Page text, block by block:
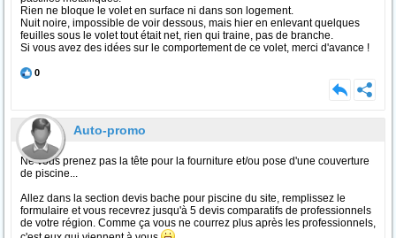
Rien ne bloque le volet en surface ni dans son logement.
Nuit noire, impossible de voir dessous, mais hier en enlevant quelques
feuilles sous le volet tout était net, rien qui traine, pas de branche.
Si vous avez des idées sur le comportement de ce volet, merci d'avance !
0
Auto-promo
Ne vous prenez pas la tête pour la fourniture et/ou pose d'une couverture
de piscine...
Allez dans la section devis bache pour piscine du site, remplissez le
formulaire et vous recevrez jusqu'à 5 devis comparatifs de professionnels
de votre région. Comme ça vous ne courrez plus après les professionnels,